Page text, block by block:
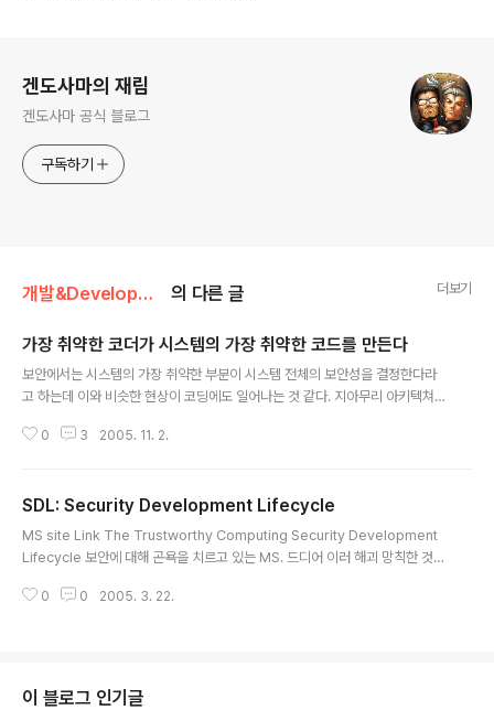
겐도사마의 재림
겐도사마 공식 블로그
구독하기
개발&Development/개발방법론 의 다른 글 더보기
가장 취약한 코더가 시스템의 가장 취약한 코드를 만든다
보안에서는 시스템의 가장 취약한 부분이 시스템 전체의 보안성을 결정한다라
고 하는데 이와 비슷한 현상이 코딩에도 일어나는 것 같다. 지아무리 아키텍쳐
코드를 작성하는 코더에게 문제가 있다면 그 시스템은 결국 무너져 내린다. 이
가능성이 높아진다. Bug에 대해 소위 빈도와 중요도에 따라 분류하고 적절히
대처한다 하더라도 고객의 클레임에 날밤 까는건 결국 일주일이나 한달에 한번
발생하는 시덥잖은 오동작일 것이고 찾아보면 말단 코더의 오타일 경우가 많다
0 3 2005. 11. 2.
SDL: Security Development Lifecycle
MS site Link The Trustworthy Computing Security Development
Lifecycle 보안에 대해 곤욕을 치르고 있는 MS. 드디어 이러 해괴 망칙한 것까
종의 버그라 할 수 있다. 그것이 특정 컨디션(케이스)이 되면 오동작을 하고 프
를 하고 이에 따른 개발 Process를 거치도록 한것이다. 그리고 Requiremen
t나 Des..
0 0 2005. 3. 22.
이 블로그 인기글